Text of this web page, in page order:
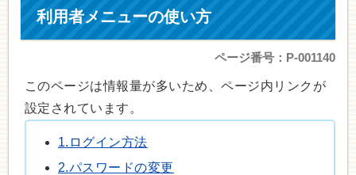
利用者メニューの使い方
ページ番号：P-001140
このページは情報量が多いため、ページ内リンクが
設定されています。
1.ログイン方法
2.パスワードの変更